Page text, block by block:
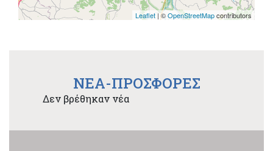
Leaflet | ©OpenStreetMapcontributors
NEA-ΠΡΟΣΦΟΡΕΣ
Δεν βρέθηκαν νέα